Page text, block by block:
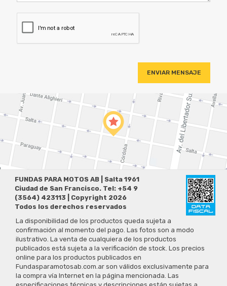
FUNDAS PARA MOTOS AB | Salta 1961
Ciudad de San Francisco. Tel: +54 9
(3564) 423113 | Copyright 2026
Todos los derechos reservados
La disponibilidad de los productos queda sujeta a
confirmación al momento del pago. Las fotos son a modo
ilustrativo. La venta de cualquiera de los productos
publicados está sujeta a la verificación de stock. Los precios
online para los productos publicados en
Fundasparamotosab.com.ar son válidos exclusivamente para
la compra vía Internet en la página mencionada. Las
especificaciones técnicas y descripciones están sujetas a
cambios sin previo aviso.